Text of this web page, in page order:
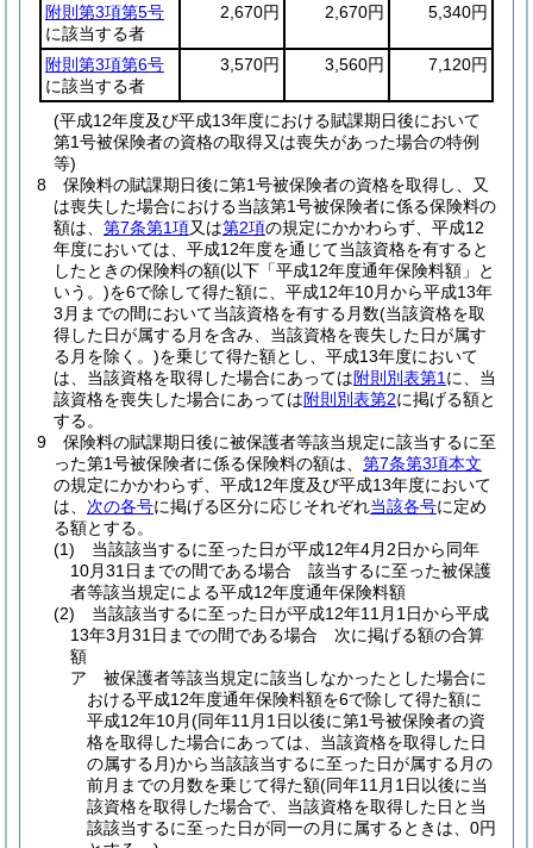
附則第3項第5号
に該当する者
2,670円 2,670円 5,340円
附則第3項第6号
に該当する者
3,570円 3,560円 7,120円
(平成12年度及び平成13年度における賦課期日後において
第1号被保険者の資格の取得又は喪失があった場合の特例
等)
8
保険料の賦課期日後に第1号被保険者の資格を取得し、又
は喪失した場合における当該第1号被保険者に係る保険料の
額は、 第7条第1項又は第2項の規定にかかわらず、平成12
年度においては、平成12年度を通じて当該資格を有すると
したときの保険料の額(以下「平成12年度通年保険料額」と
いう。)を6で除して得た額に、平成12年10月から平成13年
3月までの間において当該資格を有する月数(当該資格を取
得した日が属する月を含み、当該資格を喪失した日が属す
る月を除く。)を乗じて得た額とし、平成13年度において
は、当該資格を取得した場合にあっては附則別表第1 に、当
該資格を喪失した場合にあっては附則別表第2に掲げる額と
する。
9
保険料の賦課期日後に被保護者等該当規定に該当するに至
った第1号被保険者に係る保険料の額は、 第7条第3項本文
の規定にかかわらず、平成12年度及び平成13年度において
は、 次の各号に掲げる区分に応じそれぞれ当該各号に定め
る額とする。
(1)
当該該当するに至った日が平成12年4月2日から同年
10月31日までの間である場合 該当するに至った被保護
者等該当規定による平成12年度通年保険料額
(2)
当該該当するに至った日が平成12年11月1日から平成
13年3月31日までの間である場合 次に掲げる額の合算
額
ア
被保護者等該当規定に該当しなかったとした場合に
おける平成12年度通年保険料額を6で除して得た額に
平成12年10月(同年11月1日以後に第1号被保険者の資
格を取得した場合にあっては、当該資格を取得した日
の属する月)から当該該当するに至った日が属する月の
前月までの月数を乗じて得た額(同年11月1日以後に当
該資格を取得した場合で、当該資格を取得した日と当
該該当するに至った日が同一の月に属するときは、0円